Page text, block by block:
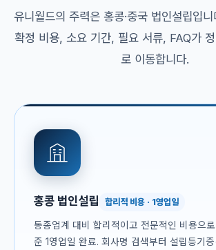
유니월드의 주력은 홍콩·중국 법인설립입
확정 비용, 소요 기간, 필요 서류, FAQ가
로 이동합니다.
홍콩 법인설립 합리적 비용 · 1영업일
동종업계 대비 합리적이고 전문적인 비용으
준 1영업일 완료. 회사명 검색부터 설립등기증